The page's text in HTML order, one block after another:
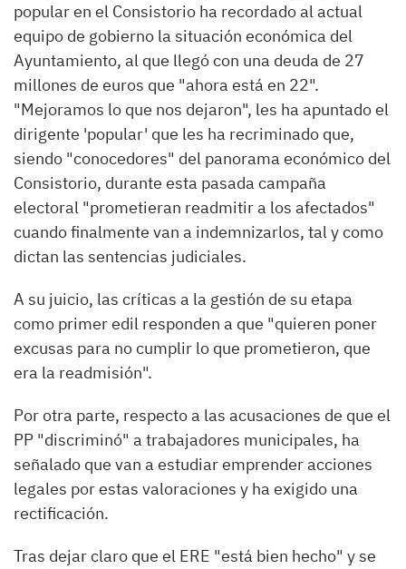
popular en el Consistorio ha recordado al actual
equipo de gobierno la situación económica del
Ayuntamiento, al que llegó con una deuda de 27
millones de euros que "ahora está en 22".
"Mejoramos lo que nos dejaron", les ha apuntado el
dirigente 'popular' que les ha recriminado que,
siendo "conocedores" del panorama económico del
Consistorio, durante esta pasada campaña
electoral "prometieran readmitir a los afectados"
cuando finalmente van a indemnizarlos, tal y como
dictan las sentencias judiciales.
A su juicio, las críticas a la gestión de su etapa
como primer edil responden a que "quieren poner
excusas para no cumplir lo que prometieron, que
era la readmisión".
Por otra parte, respecto a las acusaciones de que el
PP "discriminó" a trabajadores municipales, ha
señalado que van a estudiar emprender acciones
legales por estas valoraciones y ha exigido una
rectificación.
Tras dejar claro que el ERE "está bien hecho" y se